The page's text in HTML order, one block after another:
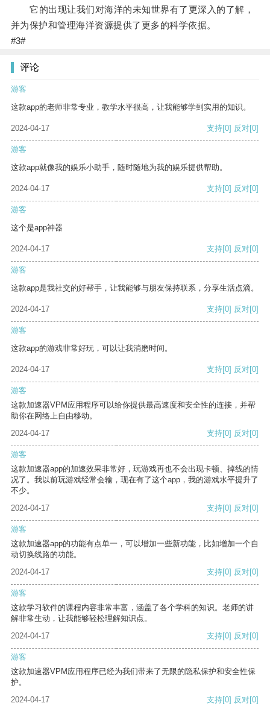
它的出现让我们对海洋的未知世界有了更深入的了解，
并为保护和管理海洋资源提供了更多的科学依据。
#3#
评论
游客
这款app的老师非常专业，教学水平很高，让我能够学到实用的知识。
2024-04-17 支持[0] 反对[0]
游客
这款app就像我的娱乐小助手，随时随地为我的娱乐提供帮助。
2024-04-17 支持[0] 反对[0]
游客
这个是app神器
2024-04-17 支持[0] 反对[0]
游客
这款app是我社交的好帮手，让我能够与朋友保持联系，分享生活点滴。
2024-04-17 支持[0] 反对[0]
游客
这款app的游戏非常好玩，可以让我消磨时间。
2024-04-17 支持[0] 反对[0]
游客
这款加速器VPM应用程序可以给你提供最高速度和安全性的连接，并帮
助你在网络上自由移动。
2024-04-17
支持[0] 反对[0]
游客
这款加速器app的加速效果非常好，玩游戏再也不会出现卡顿、掉线的情
况了。我以前玩游戏经常会输，现在有了这个app，我的游戏水平提升了
不少。
2024-04-17
支持[0] 反对[0]
游客
这款加速器app的功能有点单一，可以增加一些新功能，比如增加一个自
动切换线路的功能。
2024-04-17
支持[0] 反对[0]
游客
这款学习软件的课程内容非常丰富，涵盖了各个学科的知识。老师的讲
解非常生动，让我能够轻松理解知识点。
2024-04-17
支持[0] 反对[0]
游客
这款加速器VPM应用程序已经为我们带来了无限的隐私保护和安全性保
护。
2024-04-17
支持[0] 反对[0]